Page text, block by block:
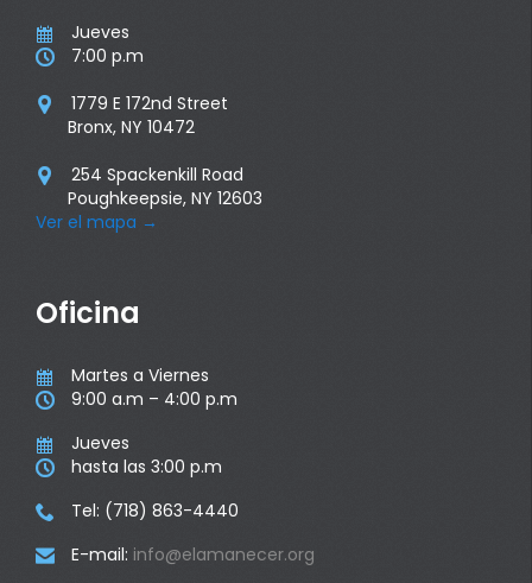
 Jueves
 7:00 p.m

1779 E 172nd Street
Bronx, NY 10472

254 Spackenkill Road
Poughkeepsie, NY 12603
Ver el mapa →
Oficina
 Martes a Viernes
 9:00 a.m – 4:00 p.m
 Jueves
 hasta las 3:00 p.m
 Tel: (718) 863-4440
 E-mail: info@elamanecer.org